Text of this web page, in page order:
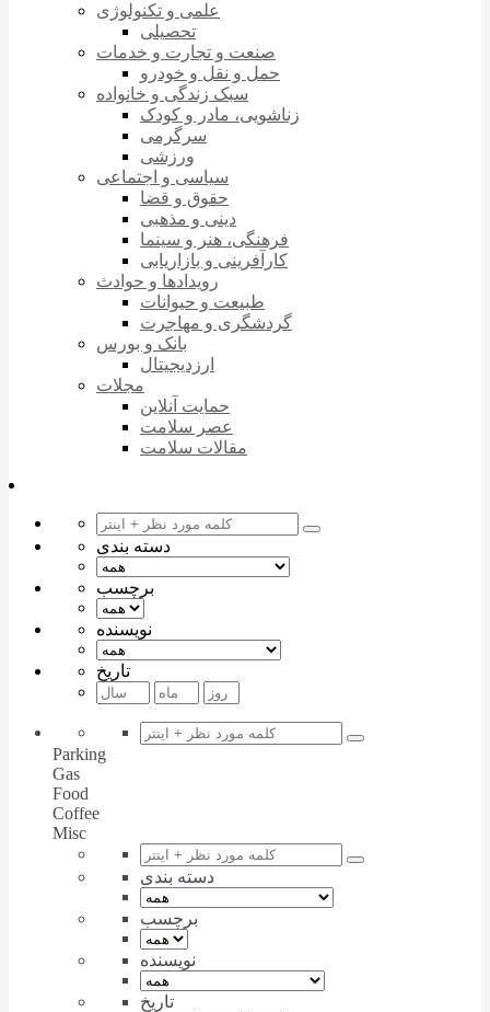
علمی و تکنولوژی
تحصیلی
صنعت و تجارت و خدمات
حمل و نقل و خودرو
سبک زندگی و خانواده
زناشویی، مادر و کودک
سرگرمی
ورزشی
سیاسی و اجتماعی
حقوق و قضا
دینی و مذهبی
فرهنگی، هنر و سینما
کارآفرینی و بازاریابی
رویدادها و حوادث
طبیعت و حیوانات
گردشگری و مهاجرت
بانک و بورس
ارزدیجیتال
مجلات
حمایت آنلاین
عصر سلامت
مقالات سلامت
دسته بندی
برچسب
نویسنده
تاریخ
Parking
Gas
Food
Coffee
Misc
دسته بندی
برچسب
نویسنده
تاریخ